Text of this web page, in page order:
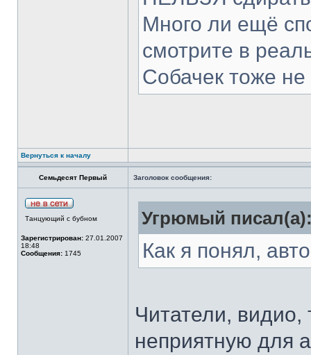
Много ли ещё
смотрите в
Собачек тоже не
Вернуться к началу
Семьдесят Первый Заголовок сообщения:
Танцующий с бубном
Зарегистрирован: 27.01.2007
18:48
Сообщения: 1745
Угрюмый
Как я понял,
Читатели,
неприятную для